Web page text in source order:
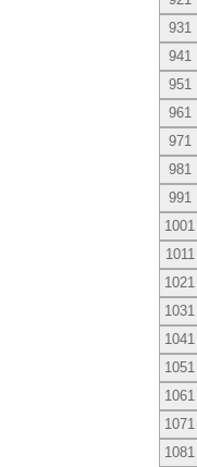
931
941
951
961
971
981
991
1001
1011
1021
1031
1041
1051
1061
1071
1081